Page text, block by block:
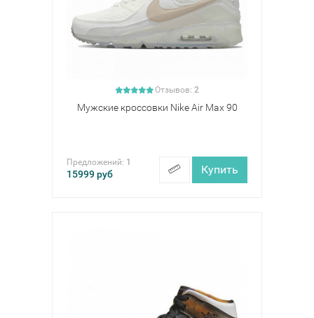
Отзывов: 2
Мужские кроссовки Nike Air Max 90
Предложений: 1
15999руб Купить